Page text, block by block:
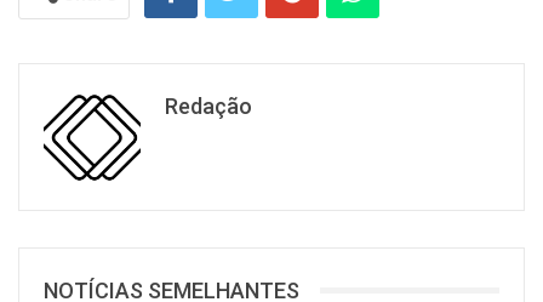
Redação
NOTÍCIAS SEMELHANTES